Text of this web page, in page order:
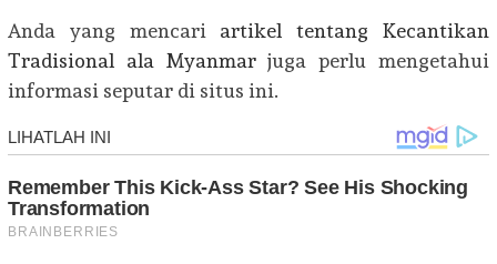
Anda yang mencari artikel tentang Kecantikan
Tradisional ala Myanmarjuga perlu mengetahui
informasi seputar di situs ini.